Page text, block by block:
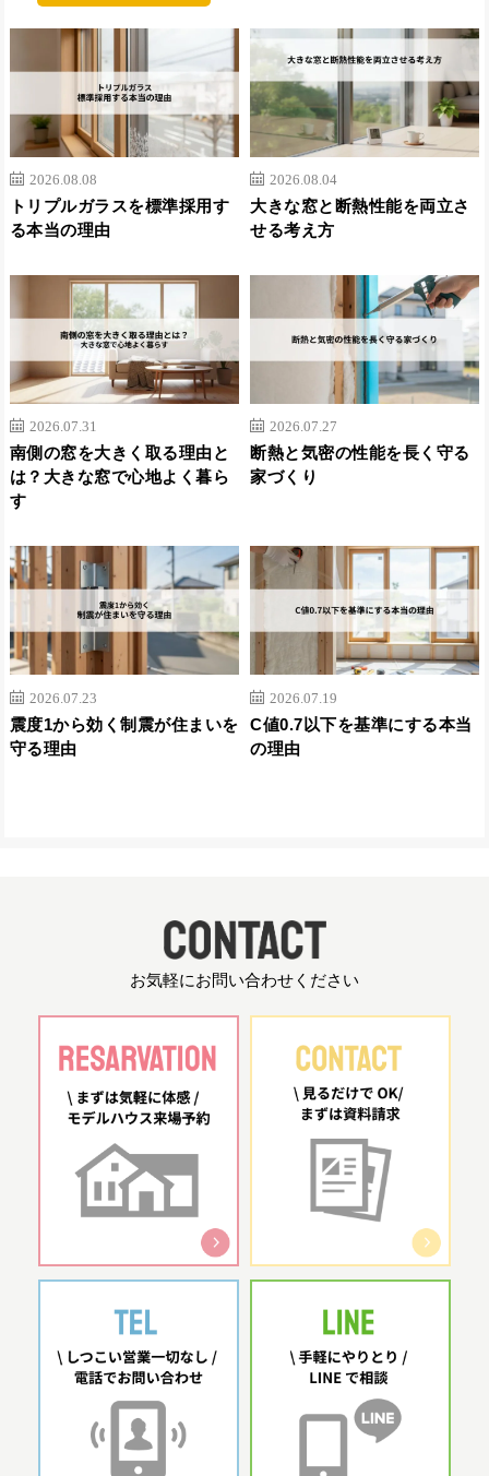
2026.08.08
トリプルガラスを標準採用す
る本当の理由
2026.08.04
大きな窓と断熱性能を両立さ
せる考え方
2026.07.31
南側の窓を大きく取る理由と
は？大きな窓で心地よく暮ら
す
2026.07.27
断熱と気密の性能を長く守る
家づくり
2026.07.23
震度1から効く制震が住まいを
守る理由
2026.07.19
C値0.7以下を基準にする本当
の理由
お気軽にお問い合わせください